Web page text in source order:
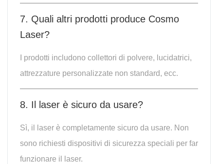
7. Quali altri prodotti produce Cosmo
Laser?
I prodotti includono collettori di polvere, lucidatrici,
attrezzature personalizzate non standard, ecc.
8. Il laser è sicuro da usare?
Sì, il laser è completamente sicuro da usare. Non
sono richiesti dispositivi di sicurezza speciali per far
funzionare il laser.